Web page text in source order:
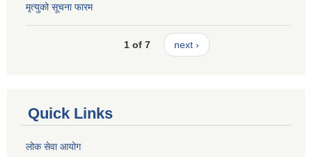
मृत्युको सूचना फारम
1 of 7 next ›
Quick Links
लोक सेवा आयोग